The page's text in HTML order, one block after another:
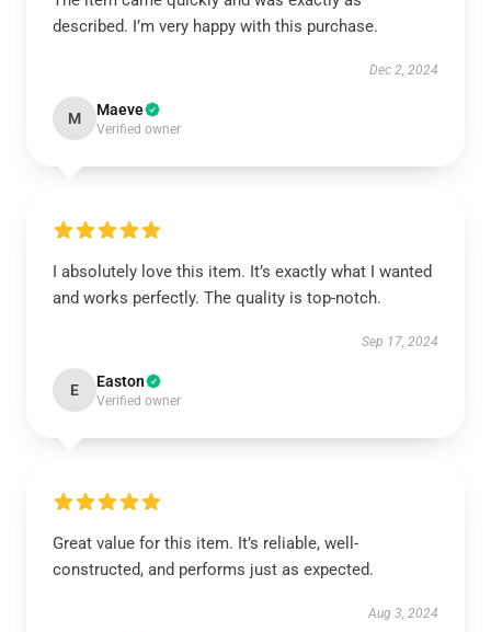
described. I’m very happy with this purchase.
Dec 2, 2024
M Maeve
Verified owner
I absolutely love this item. It’s exactly what I wanted
and works perfectly. The quality is top-notch.
Sep 17, 2024
E Easton
Verified owner
Great value for this item. It’s reliable, well-
constructed, and performs just as expected.
Aug 3, 2024